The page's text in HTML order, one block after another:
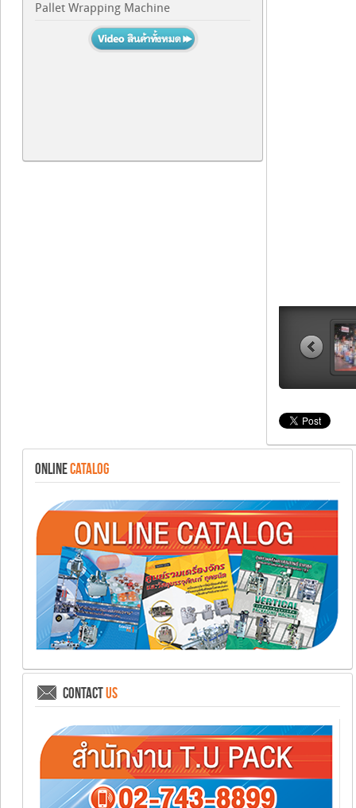
Pallet Wrapping Machine
ONLINECATALOG
CONTACTUS